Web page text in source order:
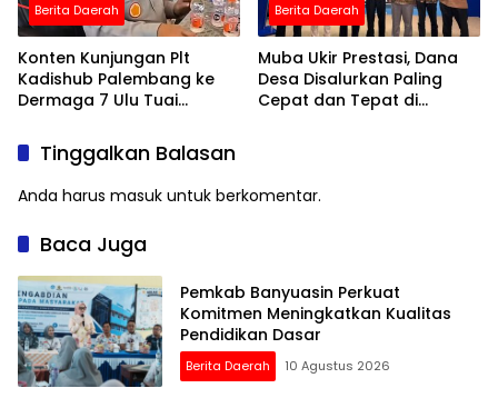
Berita Daerah
Konten Kunjungan Plt
Kadishub Palembang ke
Dermaga 7 Ulu Tuai
Kelakar”
Berita Daerah
Muba Ukir Prestasi, Dana
Desa Disalurkan Paling
Cepat dan Tepat di
Tinggalkan Balasan
Anda harus masuk untuk berkomentar.
Baca Juga
Pemkab Banyuasin Perkuat
Komitmen Meningkatkan Kualitas
Pendidikan Dasar
Berita Daerah 10 Agustus 2026